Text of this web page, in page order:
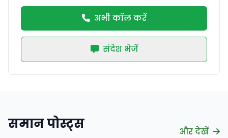
अभी कॉल करें
संदेश भेजें
समान पोस्ट्स और देखें